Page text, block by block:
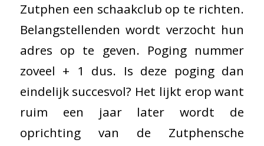
Zutphen een schaakclub op te richten.
Belangstellenden wordt verzocht hun
adres op te geven. Poging nummer
zoveel + 1 dus. Is deze poging dan
eindelijk succesvol? Het lijkt erop want
ruim een jaar later wordt de
oprichting van de Zutphensche